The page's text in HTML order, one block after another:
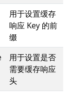
用于设置缓存
响应 Key 的前
缀
用于设置是否
需要缓存响应
头